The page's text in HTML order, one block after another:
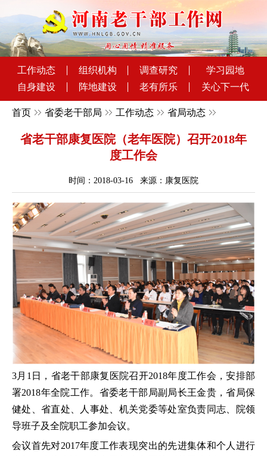
工作动态 组织机构 调查研究
学习园地
自身建设
阵地建设 老有所乐 关心下一代
首页 省委老干部局 工作动态 省局动态
省老干部康复医院（老年医院）召开2018年
度工作会
时间：2018-03-16 来源：康复医院
3月1日，省老干部康复医院召开2018年度工作会，安排部
署2018年全院工作。省委老干部局副局长王金贵，省局保
健处、省直处、人事处、机关党委等处室负责同志、院领
导班子及全院职工参加会议。
会议首先对2017年度工作表现突出的先进集体和个人进行